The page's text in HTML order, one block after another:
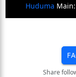
Huduma Main:
Share